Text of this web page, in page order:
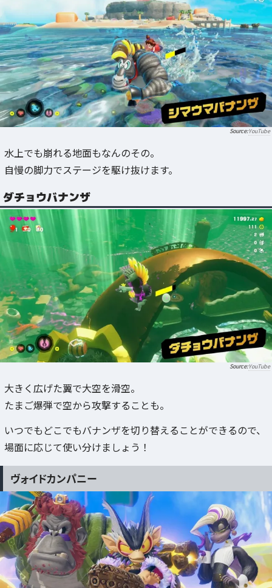
YouTube
水上でも崩れる地面もなんのその。
自慢の脚力でステージを駆け抜けます。
ダチョウバナンザ
YouTube
大きく広げた翼で大空を滑空。
たまご爆弾で空から攻撃することも。
いつでもどこでもバナンザを切り替えることができるので、
場面に応じて使い分けましょう！
ヴォイドカンパニー